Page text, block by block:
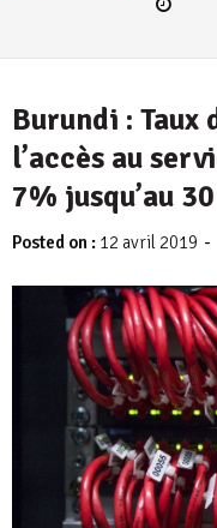
Burundi :
l’accès au
7% jusqu’au
Posted on : 12 avril 2019 -